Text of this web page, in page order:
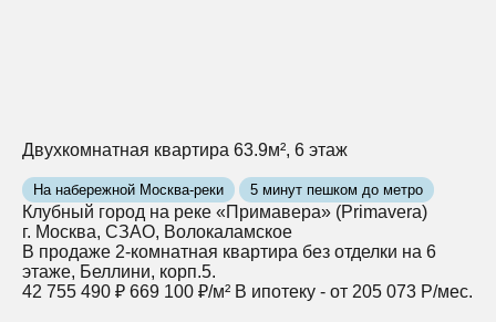
Двухкомнатная квартира 63.9м², 6 этаж
На набережной Москва-реки 5 минут пешком до метро
Клубный город на реке «Примавера» (Primavera)
г. Москва, СЗАО, Волокаламское
В продаже 2-комнатная квартира без отделки на 6
этаже, Беллини, корп.5.
42 755 490 ₽ 669 100 ₽/м² В ипотеку - от 205 073 Р/мес.